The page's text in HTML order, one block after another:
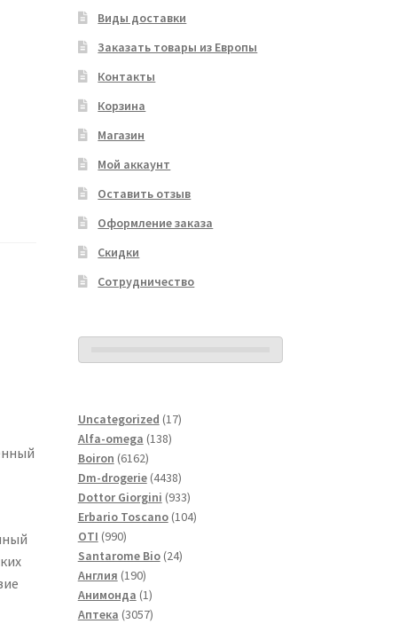
Виды доставки
Заказать товары из Европы
Контакты
Корзина
Магазин
Мой аккаунт
Оставить отзыв
Оформление заказа
Скидки
Сотрудничество
Uncategorized 1717
Alfa-omega 138138
Boiron 61626162
товара
Dm-drogerie 44384438
товаров
Dottor Giorgini 933933
товара
Erbario Toscano 104104
OTI 990990
товаров
Santarome Bio 2424
Англия 190190
товаров
Анимонда 11
товар
Аптека 30573057